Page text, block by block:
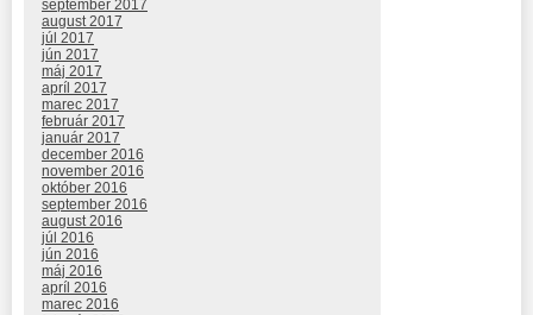
september 2017
august 2017
júl 2017
jún 2017
máj 2017
apríl 2017
marec 2017
február 2017
január 2017
december 2016
november 2016
október 2016
september 2016
august 2016
júl 2016
jún 2016
máj 2016
apríl 2016
marec 2016